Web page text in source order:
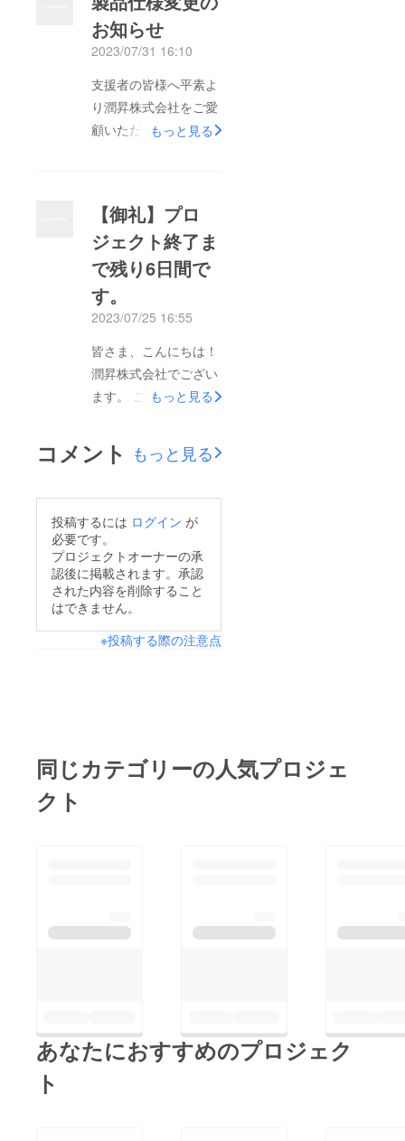
たしました。プロジェ
クト終了し、今まで大
変おまたせしました。
熱心なご応援とご理解
を賜りまして、誠にあ
りがとうございまし
た。 発送からお届け
しばらくお待ち下さ
い。最遅の配達は9月
14日と推定致しま
す。 万が一お客様側
に不在票が入っていな
いなどで製品が届いて
いない場合は、お問い
合わせよりご連絡くだ
さいませ。（稀に佐川
うです）製品に初期不
いつでもご連絡くださ
い、速やかに対応いた
します。 重ね重ねに
なりますが、この度は
プロジェクトへのご応
援いただき、誠にあり
がとうございました。
お知らせ
2023/07/31 16:10
支援者の皆様へ平素よ
り潤昇株式会社をご愛
顧いただき、誠にあり
下記の通り商品の仕様
を変更させていただき
ます。変更に伴いご不
便をお掛け致します
が、ご理解・ご協力の
す。仕様変更内容：・
タッチパネルの材料の
変更。・タッチパネル
らホワイトになりま
す。仕様変更理由：・
上げます。・ボタンの
位置をわかりやすくし
ます。製品について何
かご不明点がございま
したら、ご遠慮なくお
問い合わせください。
今後とも潤昇株式会社
もっと見る
【御礼】プロ
ジェクト終了ま
で残り6日間で
す。
2023/07/25 16:55
皆さま、こんにちは！
潤昇株式会社でござい
ます。 この度はコン
関心とご支援をいただ
きまして、誠にありが
来、108名以上の応援
を受けており、支援総
額は93万円を超えてい
ます。プロジェクトが
の6日間ございます
きな場所へ楽々携帯！
コンパクト冷風機X-12
いたします。 スタッ
しくお願いいたしま
もっと見る
コメント もっと見る
投稿するには ログイン が
必要です。
プロジェクトオーナーの承
認後に掲載されます。承認
された内容を削除すること
はできません。
※投稿する際の注意点
同じカテゴリーの人気プロジェ
クト
あなたにおすすめのプロジェク
ト